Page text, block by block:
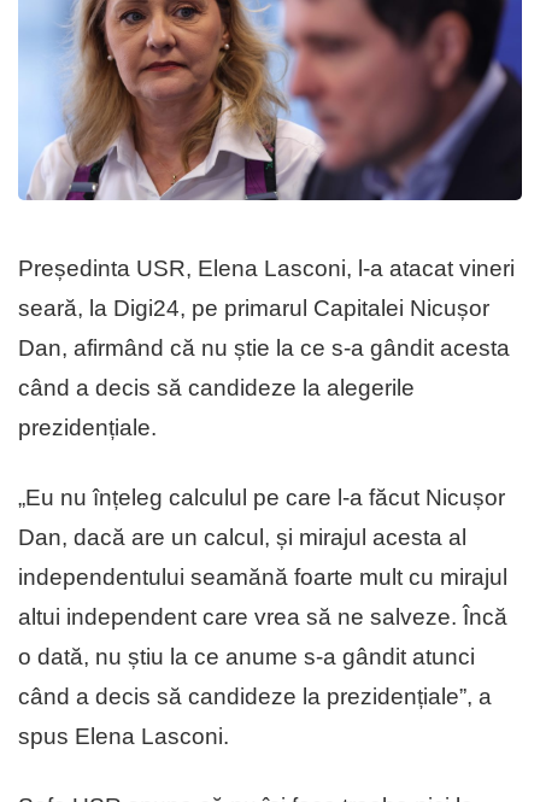
Președinta USR, Elena Lasconi, l-a atacat vineri
seară, la Digi24, pe primarul Capitalei Nicușor
Dan, afirmând că nu știe la ce s-a gândit acesta
când a decis să candideze la alegerile
prezidențiale.
„Eu nu înțeleg calculul pe care l-a făcut Nicușor
Dan, dacă are un calcul, și mirajul acesta al
independentului seamănă foarte mult cu mirajul
altui independent care vrea să ne salveze. Încă
o dată, nu știu la ce anume s-a gândit atunci
când a decis să candideze la prezidențiale”, a
spus Elena Lasconi.